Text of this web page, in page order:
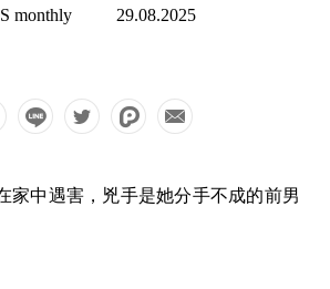
monthly 29.08.2025
家中遇害，兇手是她分手不成的前男